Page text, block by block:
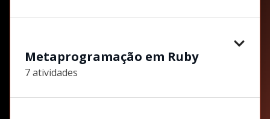
Metaprogramação em Ruby
7 atividades